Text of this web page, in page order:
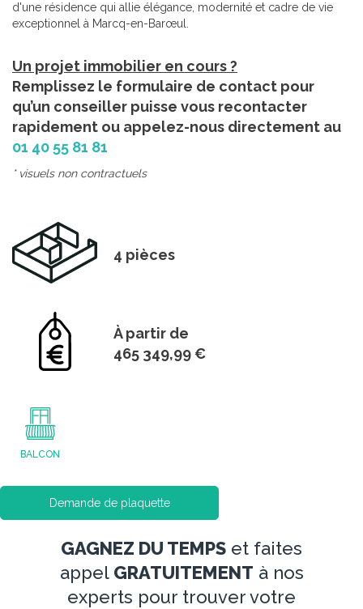
d'une résidence qui allie élégance, modernité et cadre de vie
exceptionnel à Marcq-en-Barœul.
Un projet immobilier en cours ?
Remplissez le formulaire de contact pour
qu’un conseiller puisse vous recontacter
rapidement ou appelez-nous directement au
01 40 55 81 81
* visuels non contractuels
4 pièces
À partir de
465 349,99 €
BALCON
Demande de plaquette
GAGNEZ DU TEMPS et faites
appel GRATUITEMENT à nos
experts pour trouver votre